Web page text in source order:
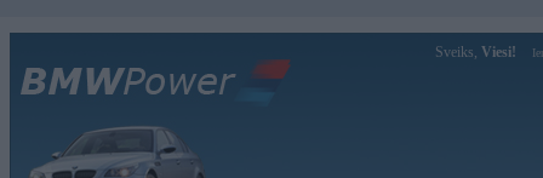
Sveiks, Viesi!